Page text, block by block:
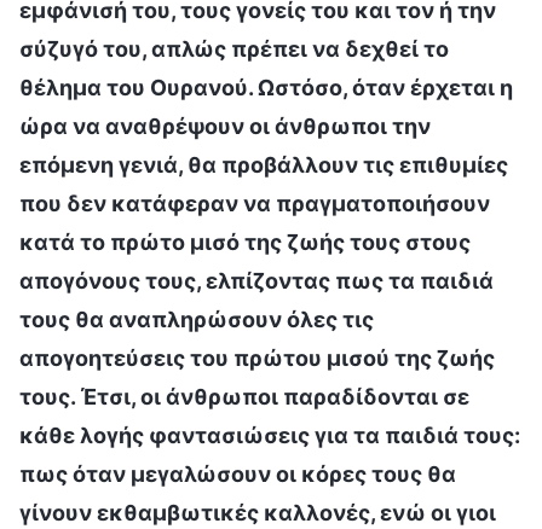
εμφάνισή του, τους γονείς του και τον ή την
σύζυγό του, απλώς πρέπει να δεχθεί το
θέλημα του Ουρανού. Ωστόσο, όταν έρχεται η
ώρα να αναθρέψουν οι άνθρωποι την
επόμενη γενιά, θα προβάλλουν τις επιθυμίες
που δεν κατάφεραν να πραγματοποιήσουν
κατά το πρώτο μισό της ζωής τους στους
απογόνους τους, ελπίζοντας πως τα παιδιά
τους θα αναπληρώσουν όλες τις
απογοητεύσεις του πρώτου μισού της ζωής
τους. Έτσι, οι άνθρωποι παραδίδονται σε
κάθε λογής φαντασιώσεις για τα παιδιά τους:
πως όταν μεγαλώσουν οι κόρες τους θα
γίνουν εκθαμβωτικές καλλονές, ενώ οι γιοι